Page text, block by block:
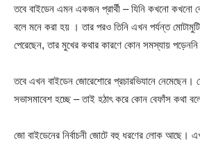
তবে বাইডেন এমন একজন প্রার্থী – যিনি কখনো কখনো
বলে মনে করা হয় । তার পরও তিনি এখন পর্যন্ত
পেরেছেন, তার মুখের কথার কারণে কোন সমস্যায়
তবে এখন বাইডেন জোরেশোরে প্রচারভিযানে নেমেছেন।
সভাসমাবেশ হচ্ছে – তাই হঠাৎ করে কোন বেফাঁস কথা
জো বাইডেনের নির্বাচনী জোটে বহু ধরণের লোক আছে।